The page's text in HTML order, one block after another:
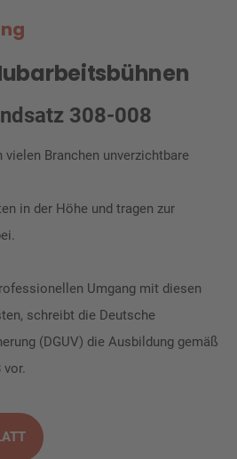
308-008
vielen Branchen unverzichtbare
in der Höhe und tragen zur
Umgang mit diesen
schreibt die Deutsche
(DGUV) die Ausbildung gemäß
vor.